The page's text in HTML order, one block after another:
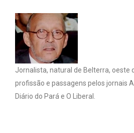
Jornalista, natural de Belterra, oeste
profissão e passagens pelos jornais
Diário do Pará e O Liberal.